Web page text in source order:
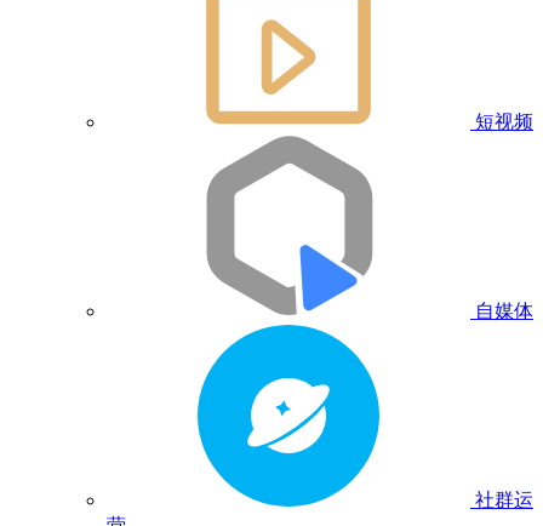
短视频
自媒体
社群运